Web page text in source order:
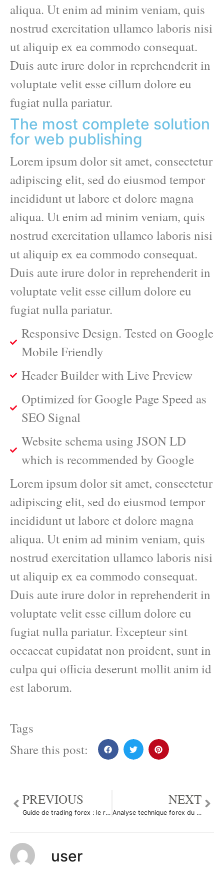
aliqua. Ut enim ad minim veniam, quis
nostrud exercitation ullamco laboris nisi
ut aliquip ex ea commodo consequat.
Duis aute irure dolor in reprehenderit in
voluptate velit esse cillum dolore eu
fugiat nulla pariatur.
The most complete solution
for web publishing
Lorem ipsum dolor sit amet, consectetur
adipiscing elit, sed do eiusmod tempor
incididunt ut labore et dolore magna
aliqua. Ut enim ad minim veniam, quis
nostrud exercitation ullamco laboris nisi
ut aliquip ex ea commodo consequat.
Duis aute irure dolor in reprehenderit in
voluptate velit esse cillum dolore eu
fugiat nulla pariatur.
Responsive Design. Tested on Google
Mobile Friendly
Header Builder with Live Preview
Optimized for Google Page Speed as
SEO Signal
Website schema using JSON LD
which is recommended by Google
Lorem ipsum dolor sit amet, consectetur
adipiscing elit, sed do eiusmod tempor
incididunt ut labore et dolore magna
aliqua. Ut enim ad minim veniam, quis
nostrud exercitation ullamco laboris nisi
ut aliquip ex ea commodo consequat.
Duis aute irure dolor in reprehenderit in
voluptate velit esse cillum dolore eu
fugiat nulla pariatur. Excepteur sint
occaecat cupidatat non proident, sunt in
culpa qui officia deserunt mollit anim id
est laborum.
Tags
Share this post:
PREVIOUS
Guide de trading forex : le rapport NFP de septembre
NEXT
Analyse technique forex du 06/10/2014
user